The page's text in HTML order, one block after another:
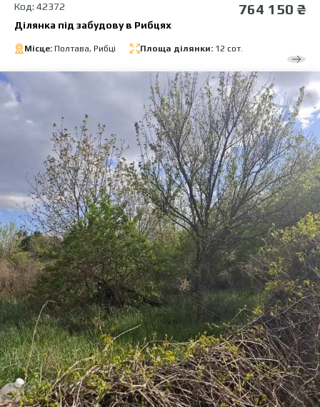
Код: 42372 764 150 ₴
Ділянка під забудову в Рибцях
Місце: Полтава, Рибці Площа ділянки: 12 сот.